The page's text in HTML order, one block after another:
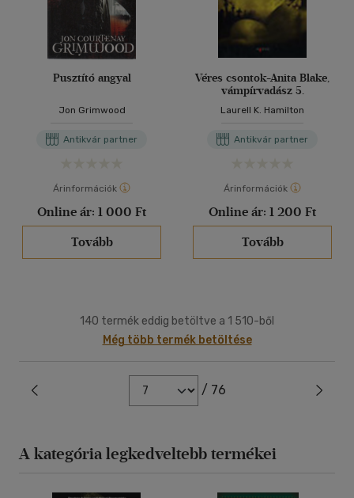
Pusztító angyal
Jon Grimwood
Antikvár partner
Árinformációk
Online ár: 1 000 Ft
Tovább
Véres csontok-Anita Blake,
vámpírvadász 5.
Laurell K. Hamilton
Antikvár partner
Árinformációk
Online ár: 1 200 Ft
Tovább
140 termék eddig betöltve a 1 510-ből
Még több termék betöltése
/ 76
A kategória legkedveltebb termékei